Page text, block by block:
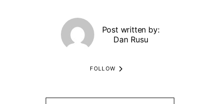
Post written by:
Dan Rusu
FOLLOW